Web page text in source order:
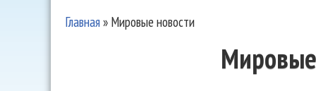
Вы здесь
Главная» Мировые новости